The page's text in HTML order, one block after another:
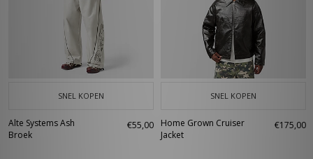
SNEL KOPEN
Alte Systems Ash
Broek
€55,00
SNEL KOPEN
Home Grown Cruiser
Jacket
€175,00